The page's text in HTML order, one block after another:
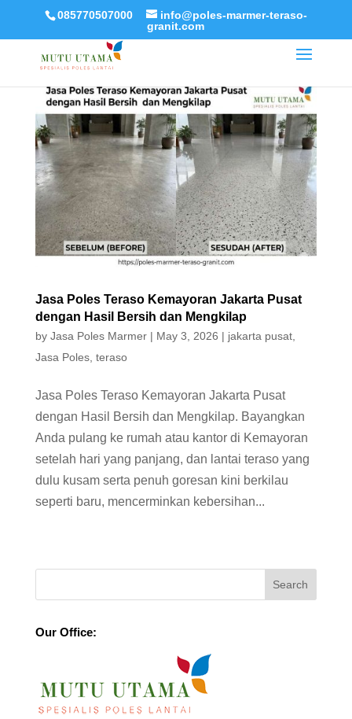
085770507000
info@poles-marmer-teraso-
granit.com
Jasa Poles Teraso Kemayoran Jakarta Pusat
dengan Hasil Bersih dan Mengkilap
by Jasa Poles Marmer| May 3, 2026 | jakarta pusat,
Jasa Poles, teraso
Jasa Poles Teraso Kemayoran Jakarta Pusat
dengan Hasil Bersih dan Mengkilap. Bayangkan
Anda pulang ke rumah atau kantor di Kemayoran
setelah hari yang panjang, dan lantai teraso yang
dulu kusam serta penuh goresan kini berkilau
seperti baru, mencerminkan kebersihan...
Our Office: